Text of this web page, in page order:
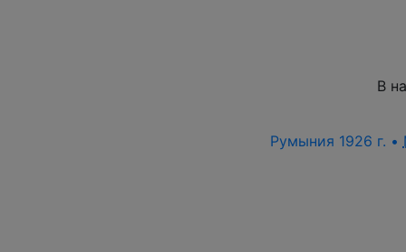
В
Румыния 1926 г. •